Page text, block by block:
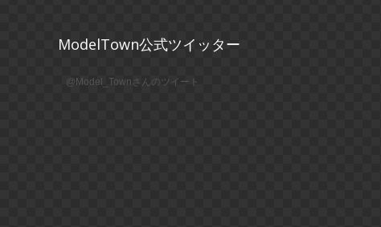
ModelTown公式ツイッター
@Model_Townさんのツイート